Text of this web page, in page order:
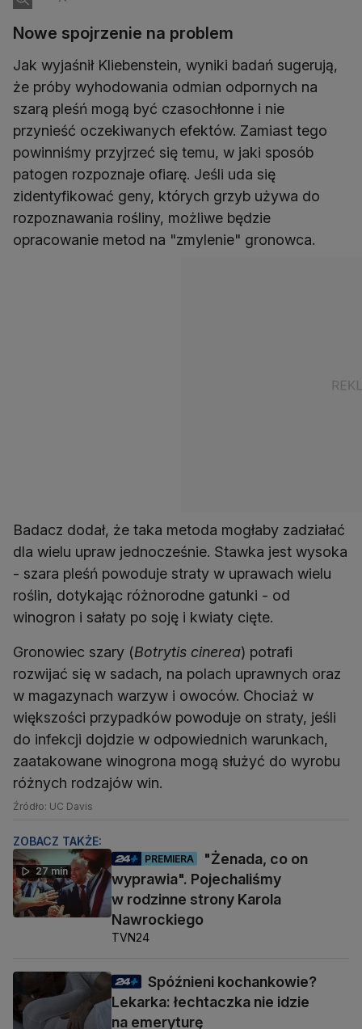
Nowe spojrzenie na problem
Jak wyjaśnił Kliebenstein, wyniki badań sugerują,
że próby wyhodowania odmian odpornych na
szarą pleśń mogą być czasochłonne i nie
przynieść oczekiwanych efektów. Zamiast tego
powinniśmy przyjrzeć się temu, w jaki sposób
patogen rozpoznaje ofiarę. Jeśli uda się
zidentyfikować geny, których grzyb używa do
rozpoznawania rośliny, możliwe będzie
opracowanie metod na "zmylenie" gronowca.
Badacz dodał, że taka metoda mogłaby zadziałać
dla wielu upraw jednocześnie. Stawka jest wysoka
- szara pleśń powoduje straty w uprawach wielu
roślin, dotykając różnorodne gatunki - od
winogron i sałaty po soję i kwiaty cięte.
Gronowiec szary (Botrytis cinerea) potrafi
rozwijać się w sadach, na polach uprawnych oraz
w magazynach warzyw i owoców. Chociaż w
większości przypadków powoduje on straty, jeśli
do infekcji dojdzie w odpowiednich warunkach,
zaatakowane winogrona mogą służyć do wyrobu
różnych rodzajów win.
Źródło: UC Davis
ZOBACZ TAKŻE:
27 min
PREMIERA
"Żenada, co on
wyprawia". Pojechaliśmy
w rodzinne strony Karola
Nawrockiego
TVN24
Spóźnieni kochankowie?
Lekarka: łechtaczka nie idzie
na emeryturę